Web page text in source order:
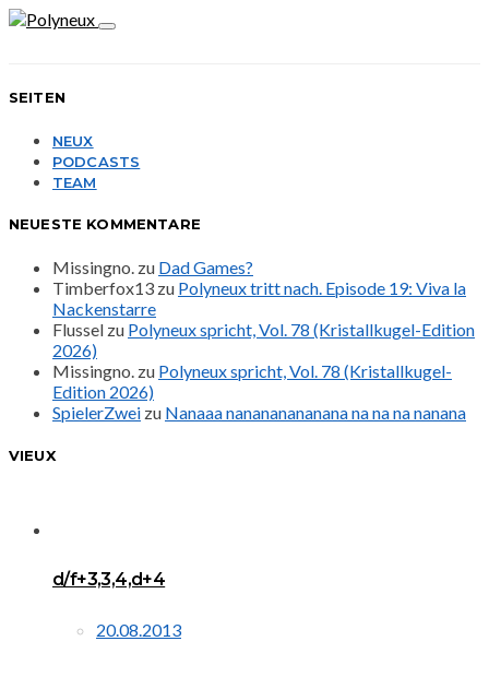
SEITEN
NEUX
PODCASTS
TEAM
NEUESTE KOMMENTARE
Missingno. zu Dad Games?
Timberfox13 zu Polyneux tritt nach. Episode 19: Viva la
Nackenstarre
Flussel zu Polyneux spricht, Vol. 78 (Kristallkugel-Edition
2026)
Missingno. zu Polyneux spricht, Vol. 78 (Kristallkugel-
Edition 2026)
SpielerZwei zu Nanaaa nanananananana na na na nanana
VIEUX
d/f+3,3,4,d+4
20.08.2013